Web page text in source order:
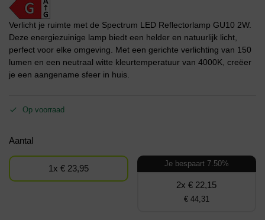
Verlicht je ruimte met de Spectrum LED Reflectorlamp GU10 2W.
Deze energiezuinige lamp biedt een helder en natuurlijk licht,
perfect voor elke omgeving. Met een gerichte verlichting van 150
lumen en een neutraal witte kleurtemperatuur van 4000K, creëer
je een aangename sfeer in huis.
Op voorraad
Aantal
1x € 23,95 Je bespaart 7.50%
2x € 22,15
€ 44,31